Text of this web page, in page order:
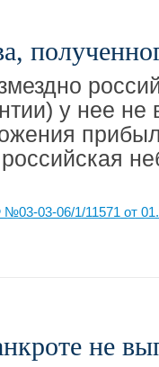
у нее не
03-06/1/11571 от
не